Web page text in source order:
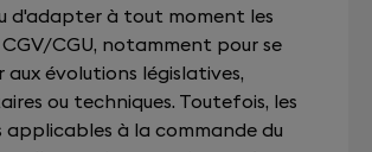
d'adapter à tout moment les
CGU, notamment pour se
évolutions législatives,
ou techniques. Toutefois, les
à la commande du